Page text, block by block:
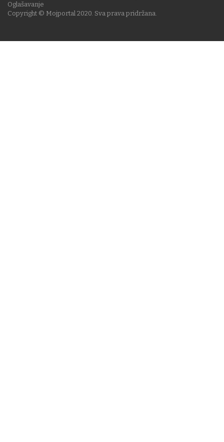
Copyright © Mojportal 2020. Sva prava pridržana.
Oglašavanje